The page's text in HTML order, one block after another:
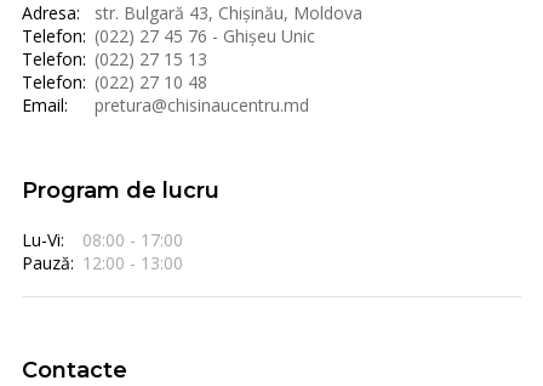
Adresa:
str. Bulgară 43, Chișinău, Moldova
Telefon: (022) 27 45 76 - Ghișeu Unic
Telefon: (022) 27 15 13
Telefon: (022) 27 10 48
Email:
pretura@chisinaucentru.md
Program de lucru
Lu-Vi:
08:00 - 17:00
Pauză: 12:00 - 13:00
Contacte